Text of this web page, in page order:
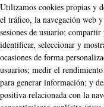
Utilizamos cookies propias y
el tráfico, la navegación web
sesiones de usuario;
identificar, seleccionar y
ocasiones de forma
usuarios; medir el
para generar información; y
positiva relacionada con la